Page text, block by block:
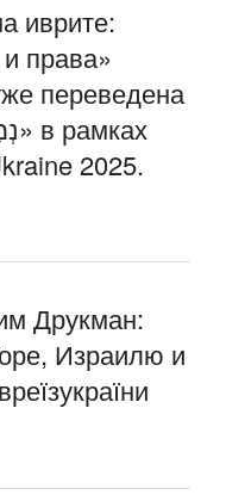
иврите:
права»
переведена
2025.
Друкман:
Израилю и